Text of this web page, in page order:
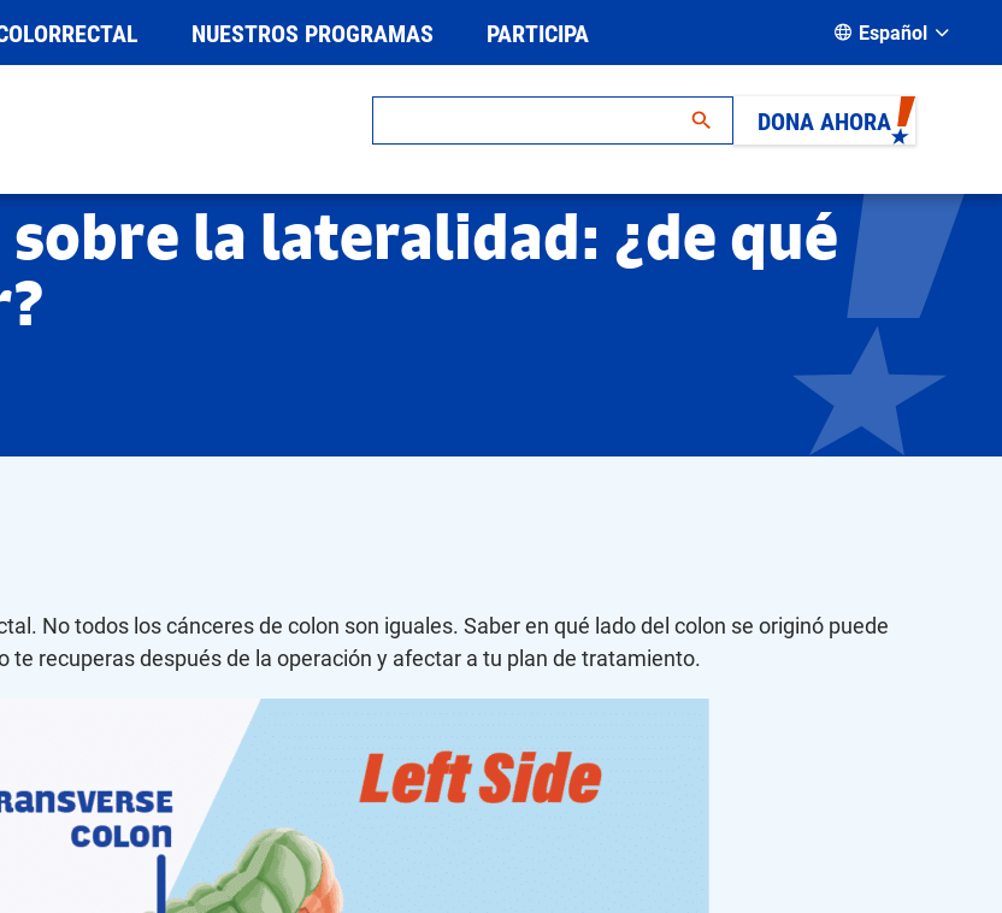
NUESTROS PROGRAMAS PARTICIPA Español
DONA AHORA
sobre la lateralidad: ¿de qué
No todos los cánceres de colon son iguales. Saber en qué lado del colon se originó puede
recuperas después de la operación y afectar a tu plan de tratamiento.